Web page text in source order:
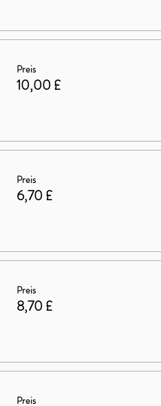
Preis
10,00 £
Preis
6,70 £
Preis
8,70 £
Preis